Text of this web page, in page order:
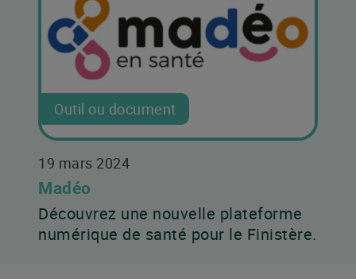
Outil ou document
19 mars 2024
Madéo
Découvrez une nouvelle plateforme
numérique de santé pour le Finistère.